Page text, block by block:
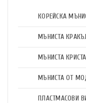
КОРЕЙСКА
МЪНИСТА
МЪНИСТА
МЪНИСТА ОТ
ПЛАСТМАСОВИ